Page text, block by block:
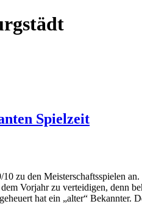
Spielzeit
zu den Meisterschaftsspielen
Vorjahr zu verteidigen, denn
hat ein „alter“